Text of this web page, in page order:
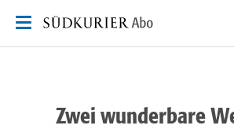
Zwei wunderbare